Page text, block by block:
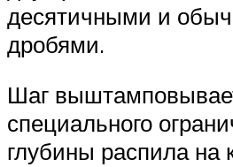
десятичными и
дробями.
Шаг
специального
глубины распила на